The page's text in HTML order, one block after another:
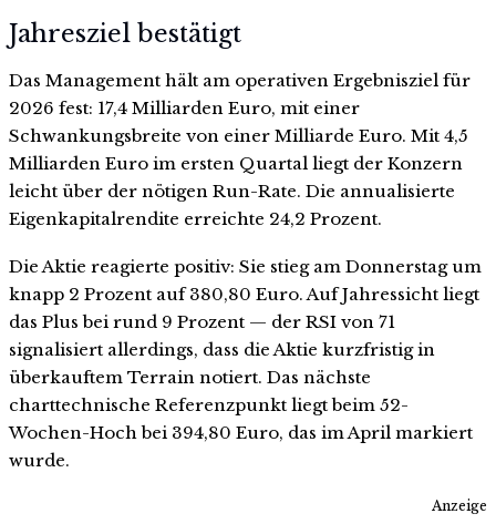
Jahresziel bestätigt
Das Management hält am operativen Ergebnisziel für
2026 fest: 17,4 Milliarden Euro, mit einer
Schwankungsbreite von einer Milliarde Euro. Mit 4,5
Milliarden Euro im ersten Quartal liegt der Konzern
leicht über der nötigen Run-Rate. Die annualisierte
Eigenkapitalrendite erreichte 24,2 Prozent.
Die Aktie reagierte positiv: Sie stieg am Donnerstag um
knapp 2 Prozent auf 380,80 Euro. Auf Jahressicht liegt
das Plus bei rund 9 Prozent — der RSI von 71
signalisiert allerdings, dass die Aktie kurzfristig in
überkauftem Terrain notiert. Das nächste
charttechnische Referenzpunkt liegt beim 52-
Wochen-Hoch bei 394,80 Euro, das im April markiert
wurde.
Anzeige